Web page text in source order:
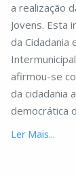
a realização
Jovens. Esta
da
afirmou-se
da cidadania
democrática
Ler Mais...